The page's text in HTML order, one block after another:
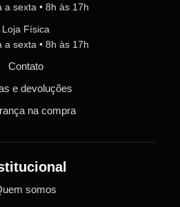
a sexta • 8h às 17h
Loja Física
a sexta • 8h às 17h
Contato
e devoluções
na compra
somos